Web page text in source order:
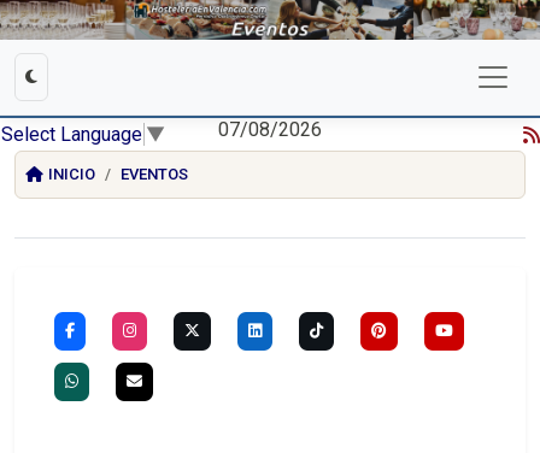
Select Language ▼ 07/08/2026
INICIO EVENTOS